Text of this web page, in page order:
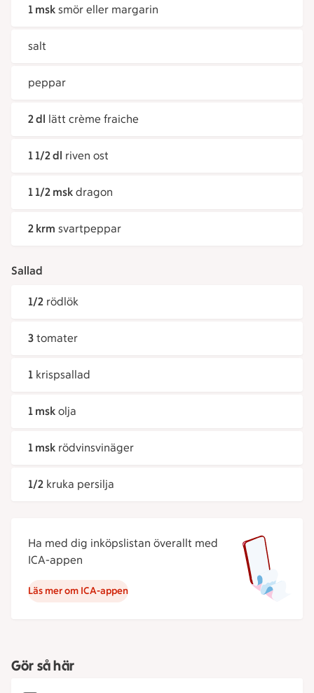
1 msk smör eller margarin
salt
peppar
2 dl lätt crème fraiche
1 1/2 dl riven ost
1 1/2 msk dragon
2 krm svartpeppar
Sallad
1/2 rödlök
3 tomater
1 krispsallad
1 msk olja
1 msk rödvinsvinäger
1/2 kruka persilja
Ha med dig inköpslistan överallt med
ICA-appen
Läs mer om ICA-appen
Gör så här